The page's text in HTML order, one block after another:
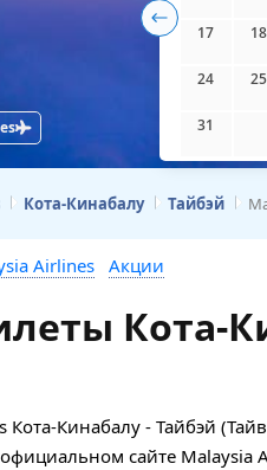
17 18
24 25
31
Кота-Кинабалу Тайбэй
Airlines Акции
Кота-
Кота-Кинабалу - Тайбэй
сайте Malaysia